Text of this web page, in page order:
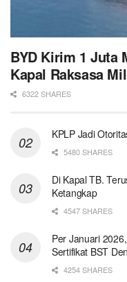
BYD Kirim 1 Juta
Kapal Raksasa
6322 SHARES
KPLP Jadi
5480 SHARES
Di Kapal TB.
Ketangkap
4547 SHARES
Per Januari
Sertifikat BST
4254 SHARES